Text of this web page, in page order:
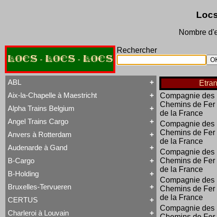
Nombre
LOCS - LOCS - LOCS
Rechercher
ABL
Tout ABL
Baldwin
Brigadelok
Hors Type Voyageurs
Locotracteur
Rail-Route
Type 28
Type 93
Type 28
Type 29
WR 360 C14 K
Aix-la-Chapelle à Maestricht
Tout Aix-la-Chapelle à Maestricht
13 à 15
16
20 à 22
31 à 37
81 à 84
Alpha Trains Belgium
Tout Alpha Trains Belgium
G2000-3
TRAXX F140 MS
Angel Trains Cargo
Tout Angel Trains Cargo
G2000-3
TRAXX F140 MS
Anvers à Rotterdam
Tout Anvers à Rotterdam
1 à 6
7 à 9
11 à 14
19 à 21
Hors Type
Audenarde à Gand
Tout Audenarde à Gand
Hainaut-et-Flandres
B-Cargo
Tout B-Cargo
Série 12
Série 13
Série 23
II
Série 29 II
B-Holding
Tout B-Holding
Série 00 tranche 1963
Bruxelles-Tervueren
Tout Bruxelles-Tervueren
Marchandises
CERTUS
Charleroi à Louvain
Compagnie des
Chemins de Fer
de la France
Compagnie des
Chemins de Fer
de la France
Compagnie des
Chemins de Fer
de la France
Compagnie des
Chemins de Fer
de la France
Compagnie des